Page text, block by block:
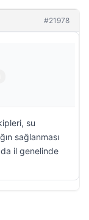
#21978
su
sağlanması
il genelinde